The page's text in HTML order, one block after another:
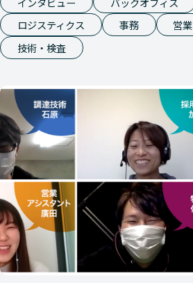
ロジスティクス
事務
営業
技術・検査